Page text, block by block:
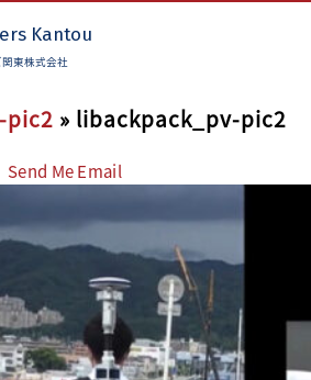
Kantou
東株式会社
pic2 » libackpack_pv-pic2
Send Me Email